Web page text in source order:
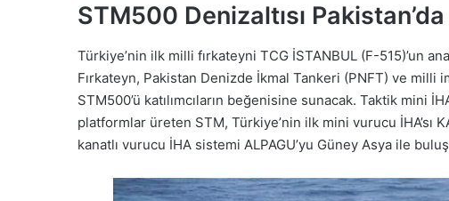
STM500 Denizaltısı
Türkiye’nin ilk milli fırkateyni TCG İSTANBUL (F-515)’un
Fırkateyn, Pakistan Denizde İkmal Tankeri (PNFT) ve milli
STM500’ü katılımcıların beğenisine sunacak. Taktik mini
platformlar üreten STM, Türkiye’nin ilk mini vurucu İHA’sı
kanatlı vurucu İHA sistemi ALPAGU’yu Güney Asya ile